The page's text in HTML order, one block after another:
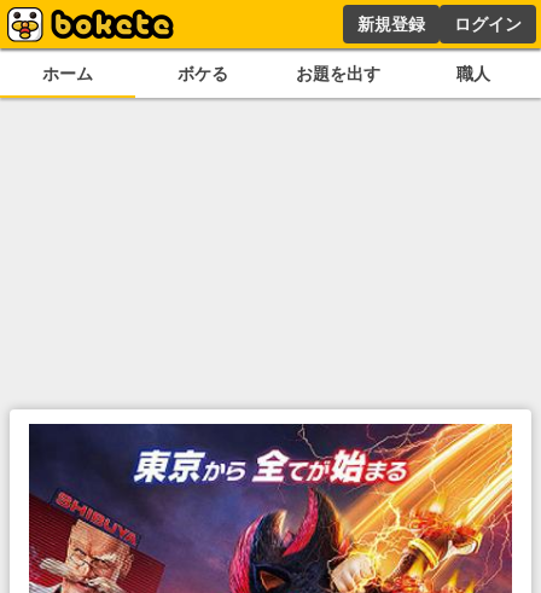
新規登録 ログイン
ホーム ボケる お題を出す 職人